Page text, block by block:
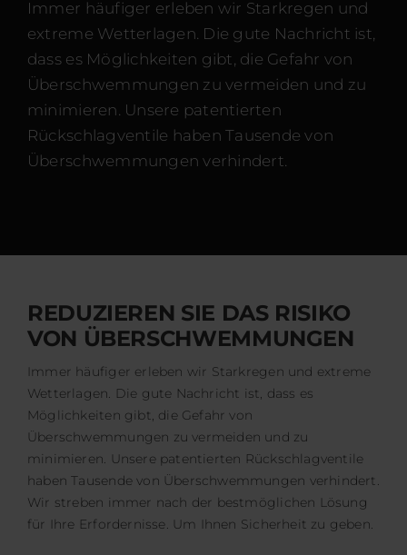
Immer häufiger erleben wir Starkregen und
extreme Wetterlagen. Die gute Nachricht ist,
dass es Möglichkeiten gibt, die Gefahr von
Überschwemmungen zu vermeiden und zu
minimieren. Unsere patentierten
Rückschlagventile haben Tausende von
Überschwemmungen verhindert.
REDUZIEREN SIE DAS RISIKO
VON ÜBERSCHWEMMUNGEN
Immer häufiger erleben wir Starkregen und extreme
Wetterlagen. Die gute Nachricht ist, dass es
Möglichkeiten gibt, die Gefahr von
Überschwemmungen zu vermeiden und zu
minimieren. Unsere patentierten Rückschlagventile
haben Tausende von Überschwemmungen verhindert.
Wir streben immer nach der bestmöglichen Lösung
für Ihre Erfordernisse. Um Ihnen Sicherheit zu geben.